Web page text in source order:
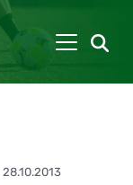
28.10.2013